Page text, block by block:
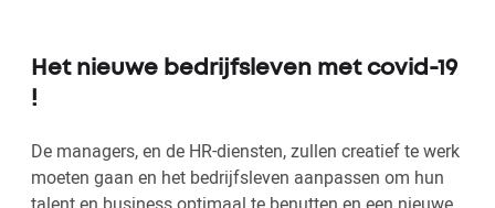
Het nieuwe bedrijfsleven met covid-19
!
De managers, en de HR-diensten, zullen creatief te werk
moeten gaan en het bedrijfsleven aanpassen om hun